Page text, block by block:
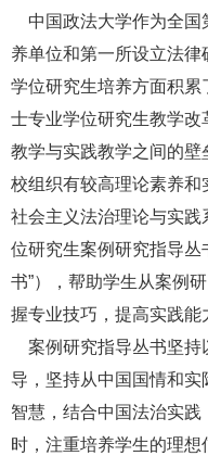
中国政法大学作为全国
养单位和第一所设立法
学位研究生培养方面积
士专业学位研究生教学
教学与实践教学之间的
校组织有较高理论素养
社会主义法治理论与实
位研究生案例研究指导丛
书”），帮助学生从案例
握专业技巧，提高实践能
案例研究指导丛书坚持
导，坚持从中国国情和实
智慧，结合中国法治实践
时，注重培养学生的理